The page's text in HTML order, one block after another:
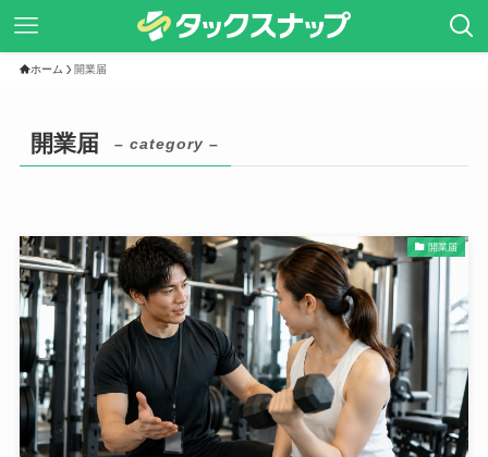
ホーム 開業届
開業届 – category –
開業届